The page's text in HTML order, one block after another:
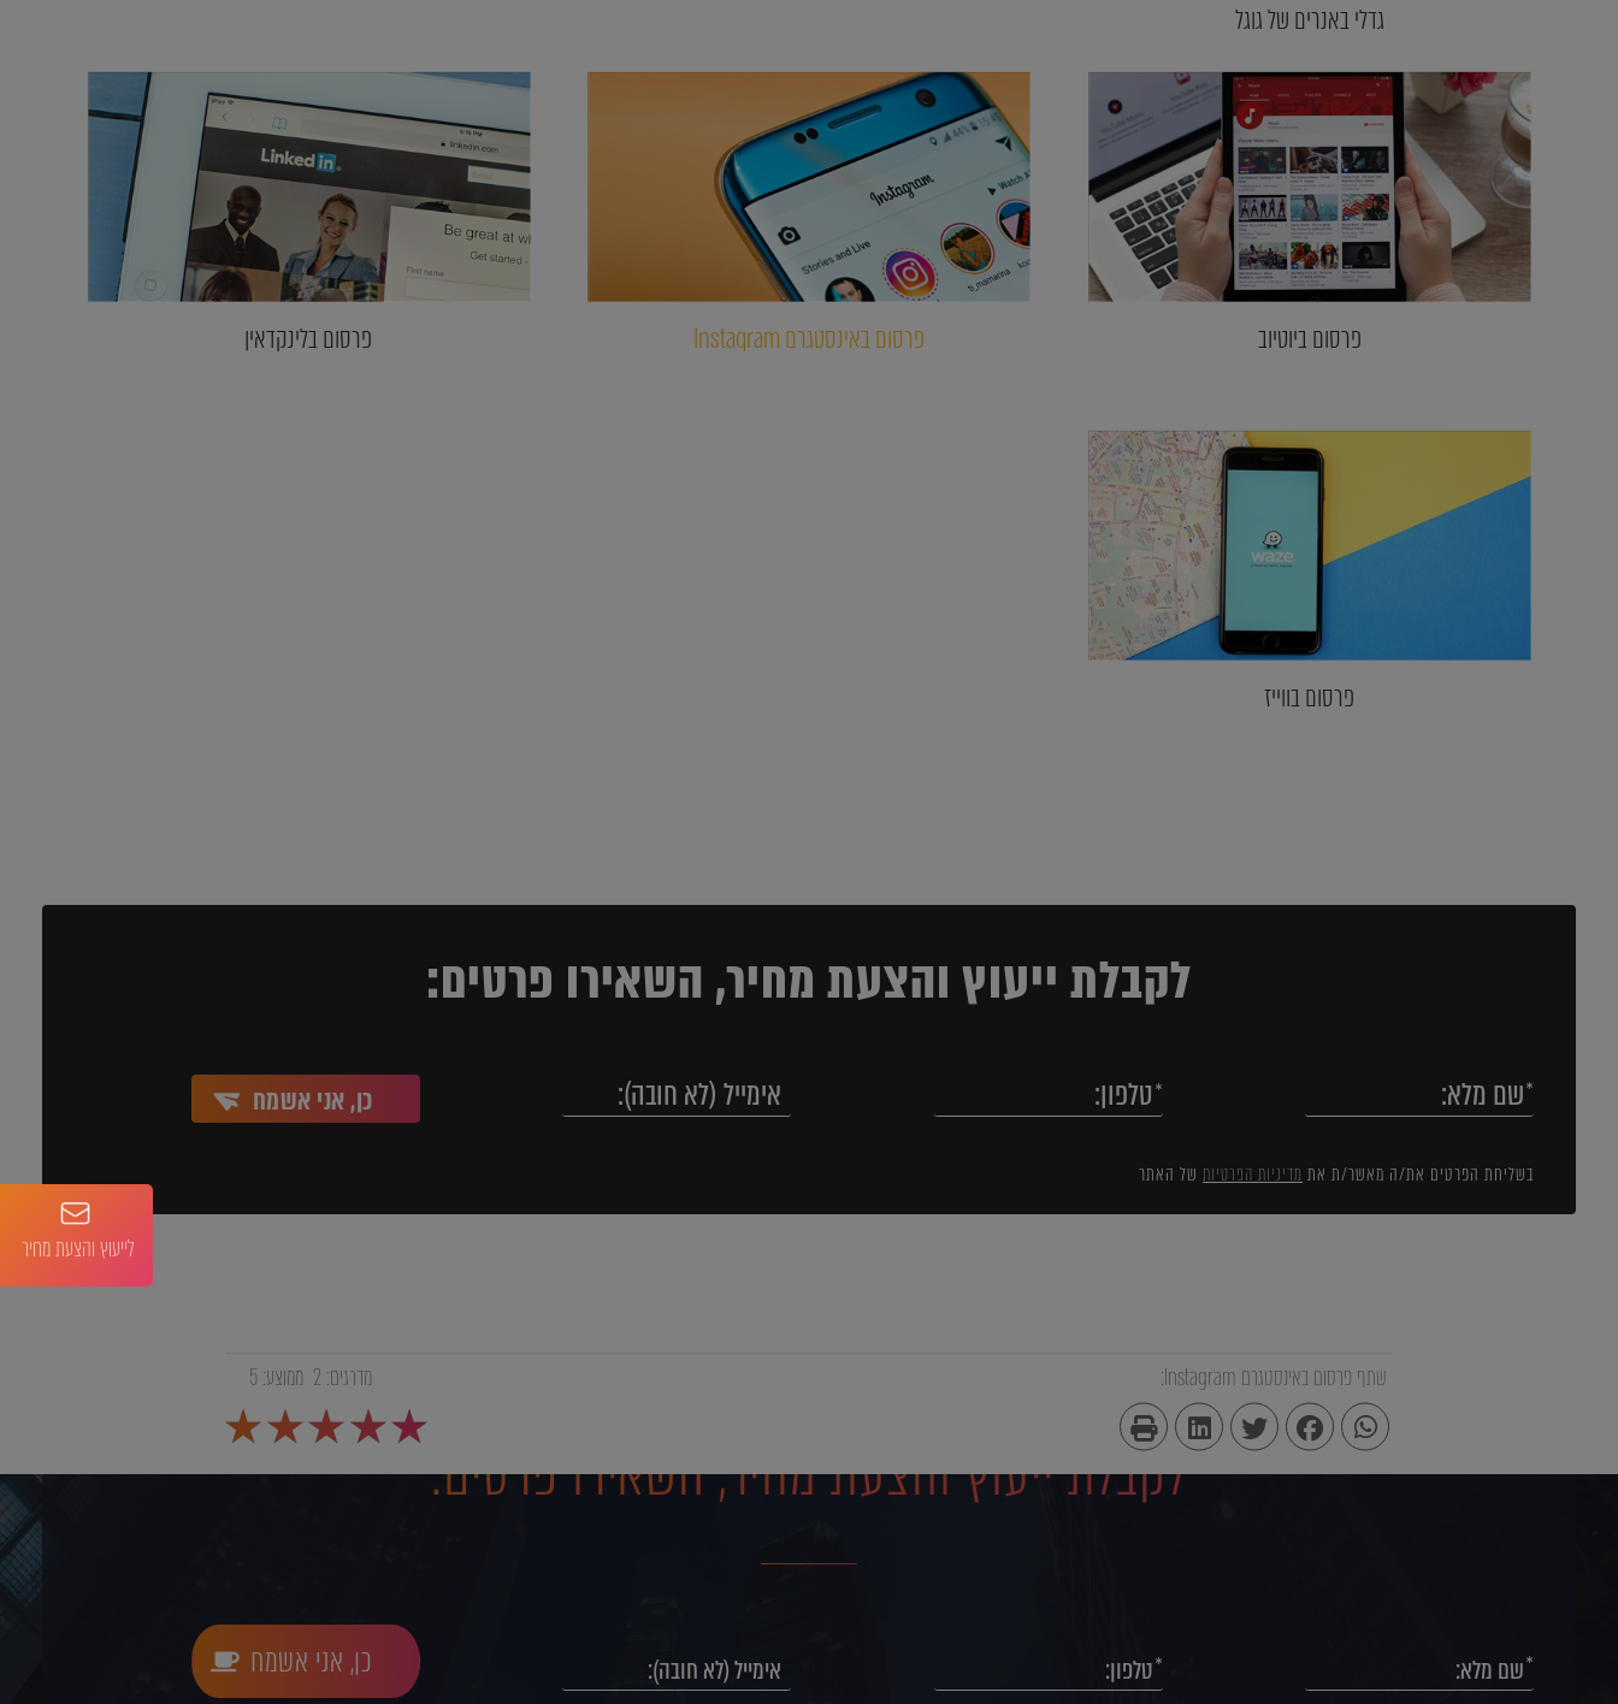
גדלי באנרים של גוגל
פרסום ביוטיוב פרסום באינסטגרם Instagram פרסום בלינקדאין
פרסום בווייז
לקבלת ייעוץ והצעת מחיר, השאירו פרטים:
כן, אני אשמח
בשליחת הפרטים את/ה מאשר/ת את מדיניות הפרטיות של האתר
שתף פרסום באינסטגרם Instagram: מדרגים: 2 ממוצע:5
לקבלת ייעוץ והצעת מחיר, השאירו פרטים:
כן, אני אשמח
לייעוץ והצעת מחיר